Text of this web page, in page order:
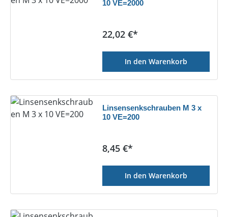
10 VE=2000
Regulärer Preis:
22,02 €*
In den Warenkorb
Linsensenkschrauben M 3 x
10 VE=200
Regulärer Preis:
8,45 €*
In den Warenkorb